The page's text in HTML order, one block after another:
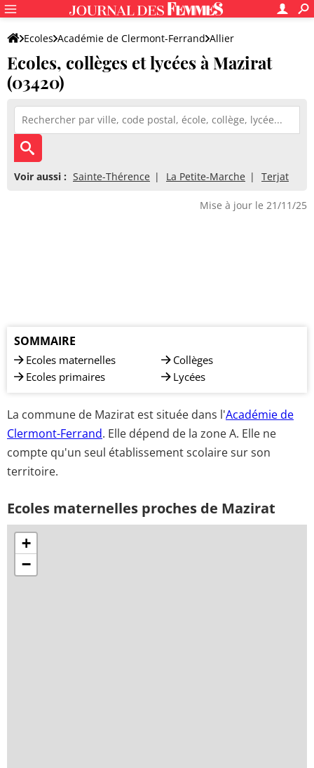
Ecoles Académie de Clermont-Ferrand Allier
Ecoles, collèges et lycées à Mazirat
(03420)
Voir aussi : Sainte-Thérence La Petite-Marche Terjat
Mise à jour le 21/11/25
SOMMAIRE
Ecoles maternelles
Ecoles primaires
Collèges
Lycées
La commune de Mazirat est située dans l'Académie de
Clermont-Ferrand. Elle dépend de la zone A. Elle ne
compte qu'un seul établissement scolaire sur son
territoire.
Ecoles maternelles proches de Mazirat
+
−